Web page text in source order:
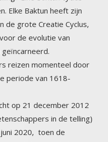
reizen momenteel door
periode van 1618-
op 21 december 2012
in de telling)
juni 2020, toen de
direct in de baan van
Dit vormde een uitlijning
de meridiaan van de
binnen in een letterlijke
zon, en maan
die zich langzaam heeft
duizenden jaren, en die
van de equinoxen.
universele tandwielen.
aan en de komst van
zal zijn transformatie
vierde dimensie is de